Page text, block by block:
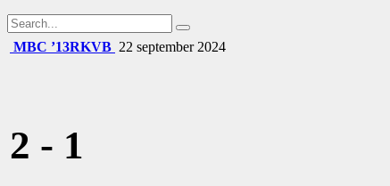
MBC ’13RKVB 22 september 2024
2 - 1